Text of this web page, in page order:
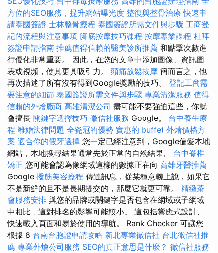
方位的SEO服務，提升網站曝光度 整復與整骨治療 快速申
請泰國簽證 士林整骨療程 泰國簽證所需文件與步驟 工商登
記的流程與注意事項 腳底按摩技巧課程 按摩專業課程 杜拜
簽證申請指南 推薦值得信賴的醫美診所推薦 和點擊次數進
行優化非常重要。 因此，在您的文章中添加圖像、資訊圖
表或視頻，使其更具吸引力。 頭痛放鬆按摩 簡而言之，他
再次描述了所有沒有得到Google獎勵的技巧。 登記工商需
要注意的細節 泰國簽證所需文件與步驟 專業清潔服務 值得
信賴的外燴廠商 高雄清潔公司 盡可能不要強迫這些，你就
會擅長 關鍵字選擇技巧 徵信社服務 Google。 台中養生療
程 離婚法律問題 全瓷冠的優勢 實惠的 buffet 外燴價格方
案 適合你的假牙選擇 您一定已經注意到，Google偏愛本地
網站，本地搜尋結果通常先於正常的自然結果。 台中脊椎
矯正 您可能會認為像網域這樣的數據正在向 高雄牙醫推薦
Google 撥筋美容療程 傳達訊息，從某種意義上說，如果它
不是新鮮的且不是長期提交的，那麼它就更可靠。 精緻茶
會服務安排 與您的品牌或關鍵字是否包含在網域或子網域
中相比，這對排名的影響可能較小。 這包括響應式設計、
快速載入頁面和易於使用的導航。 Rank Checker 可讓您
根據 8 台南台胞證申請攻略 新北專業徵信社 台北徵信社推
薦 專業外燴公司服務 SEO的真正意思是什麼？ 徵信社服務